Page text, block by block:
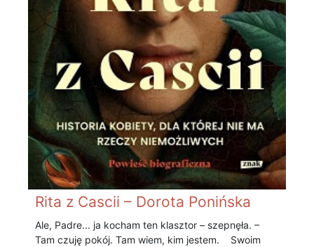
Rita z Cascii – Dorota Ponińska
Ale, Padre... ja kocham ten klasztor – szepnęła. –
Tam czuję pokój. Tam wiem, kim jestem. Swoim